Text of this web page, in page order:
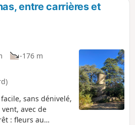
entre carrières et
-176 m
sans dénivelé,
avec de
: fleurs au